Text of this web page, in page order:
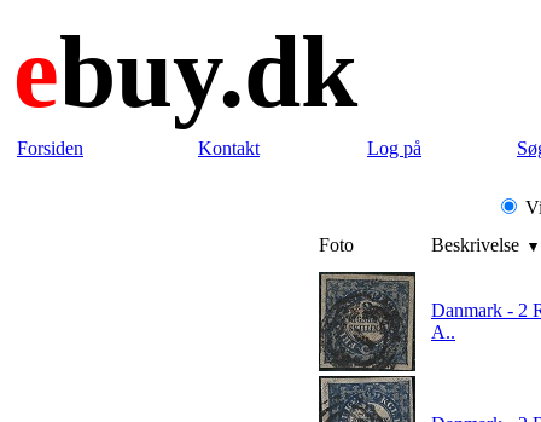
ebuy.dk
Forsiden Kontakt Log på
Foto
Beskrivelse
Danmark - 2
A..